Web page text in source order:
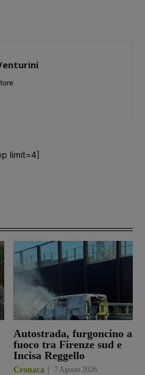
Autostrada, furgoncino a
fuoco tra Firenze sud e
Incisa Reggello
Cronaca 7 Agosto 2026
limit=4]